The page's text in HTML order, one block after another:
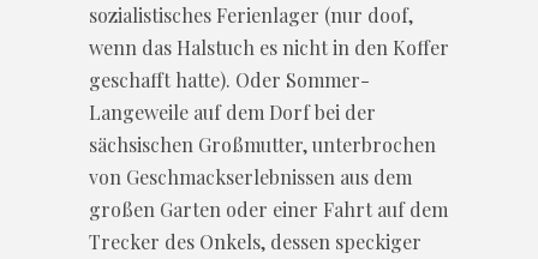
sozialistisches Ferienlager (nur doof,
wenn das Halstuch es nicht in den Koffer
geschafft hatte). Oder Sommer-
Langeweile auf dem Dorf bei der
sächsischen Großmutter, unterbrochen
von Geschmackserlebnissen aus dem
großen Garten oder einer Fahrt auf dem
Trecker des Onkels, dessen speckiger